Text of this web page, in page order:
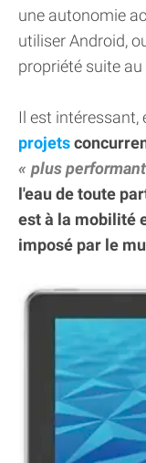
une autonomie
utiliser Android,
propriété suite
Il est intéressant,
projets
plus
l'eau de toute
est à la mobilité
imposé par le